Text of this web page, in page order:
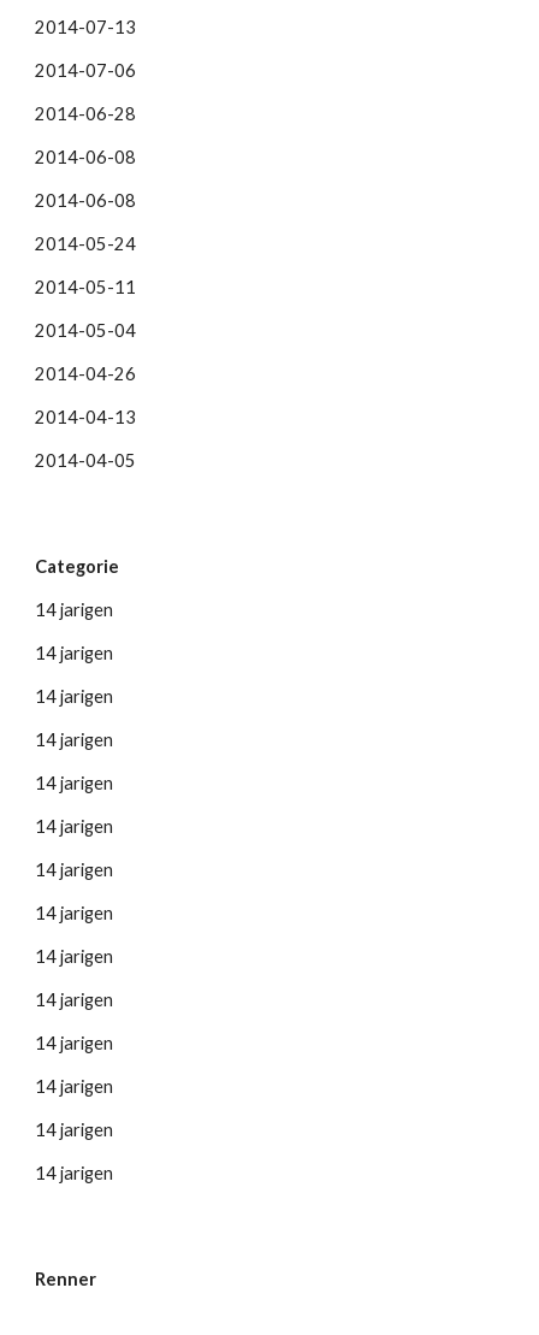
2014-07-13
2014-07-06
2014-06-28
2014-06-08
2014-06-08
2014-05-24
2014-05-11
2014-05-04
2014-04-26
2014-04-13
2014-04-05
Categorie
14 jarigen
14 jarigen
14 jarigen
14 jarigen
14 jarigen
14 jarigen
14 jarigen
14 jarigen
14 jarigen
14 jarigen
14 jarigen
14 jarigen
14 jarigen
14 jarigen
Renner